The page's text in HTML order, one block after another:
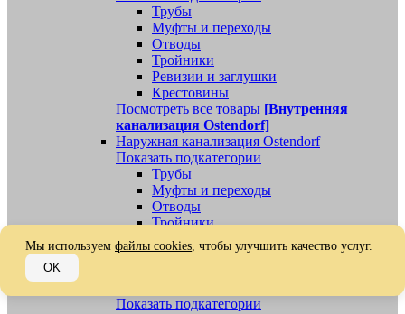
Трубы
Муфты и переходы
Отводы
Тройники
Ревизии и заглушки
Крестовины
Посмотреть все товары [Внутренняя
канализация Ostendorf]
Наружная канализация Ostendorf
Показать подкатегории
Трубы
Муфты и переходы
Отводы
Тройники
Ревизии, заглушки, обратные клапаны
Посмотреть все товары[Наружная
Показать подкатегории
Мы используем файлы cookies, чтобы улучшить качество услуг.
OK